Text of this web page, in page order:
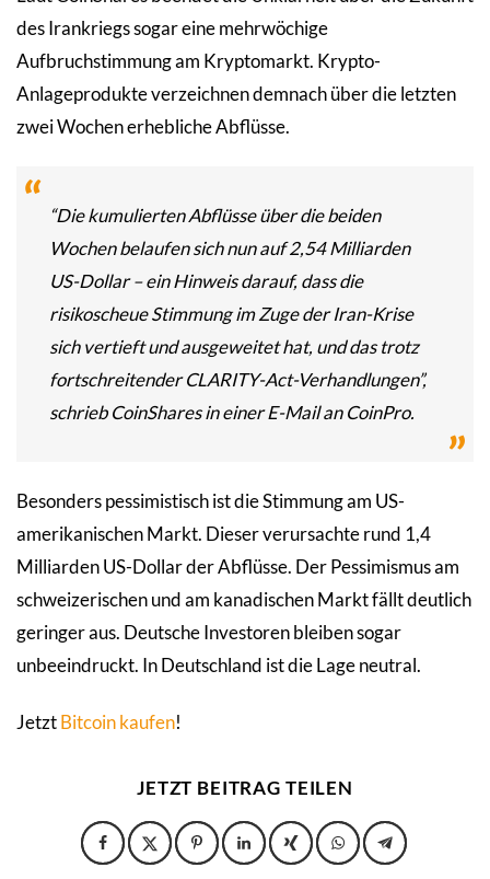
des Irankriegs sogar eine mehrwöchige
Aufbruchstimmung am Kryptomarkt. Krypto-
Anlageprodukte verzeichnen demnach über die letzten
zwei Wochen erhebliche Abflüsse.
“Die kumulierten Abflüsse über die beiden
Wochen belaufen sich nun auf 2,54 Milliarden
US-Dollar – ein Hinweis darauf, dass die
risikoscheue Stimmung im Zuge der Iran-Krise
sich vertieft und ausgeweitet hat, und das trotz
fortschreitender CLARITY-Act-Verhandlungen”,
schrieb CoinShares in einer E-Mail an CoinPro.
Besonders pessimistisch ist die Stimmung am US-
amerikanischen Markt. Dieser verursachte rund 1,4
Milliarden US-Dollar der Abflüsse. Der Pessimismus am
schweizerischen und am kanadischen Markt fällt deutlich
geringer aus. Deutsche Investoren bleiben sogar
unbeeindruckt. In Deutschland ist die Lage neutral.
JetztBitcoin kaufen!
JETZT BEITRAG TEILEN